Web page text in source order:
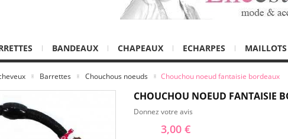
BANDEAUX CHAPEAUX ECHARPES
Barrettes Chouchous noeuds Chouchou noeud fantaisie bordeaux
CHOUCHOU NOEUD FANTAISIE
Donnez votre avis
3,00 €